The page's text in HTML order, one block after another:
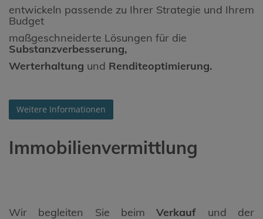
entwickeln passende zu Ihrer Strategie und Ihrem
Budget
maßgeschneiderte Lösungen für die
Substanzverbesserung,
Werterhaltung und Renditeoptimierung.
Weitere Informationen
Immobilienvermittlung
Wir begleiten Sie beimVerkauf und der